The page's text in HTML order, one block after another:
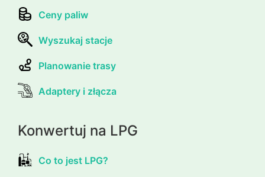
Ceny paliw
Wyszukaj stacje
Planowanie trasy
Adaptery i złącza
Konwertuj na LPG
Co to jest LPG?